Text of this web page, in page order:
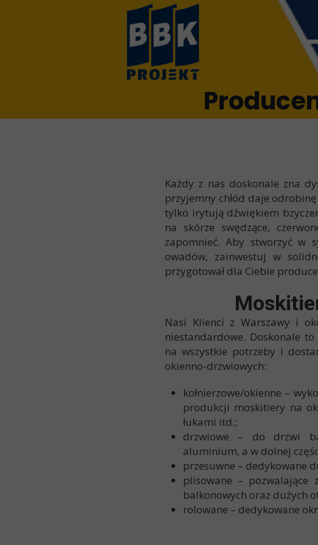
Każdy z nas doskonale zna
przyjemny chłód daje
tylko irytują dźwiękiem
na skórze swędzące,
zapomnieć. Aby stworzyć w
owadów, zainwestuj w
przygotował dla Ciebie
Nasi Klienci z Warszawy i
niestandardowe. Doskonale
na wszystkie potrzeby i
okienno-drzwiowych:
kołnierzowe/okienne –
produkcji moskitiery na
łukami itd.;
drzwiowe – do drzwi
aluminium, a w dolnej
przesuwne – dedykowane
plisowane – pozwalające
balkonowych oraz dużych
rolowane – dedykowane